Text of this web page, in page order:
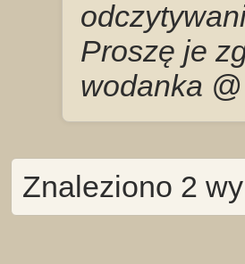
Proszę je
wodanka
Znaleziono 2